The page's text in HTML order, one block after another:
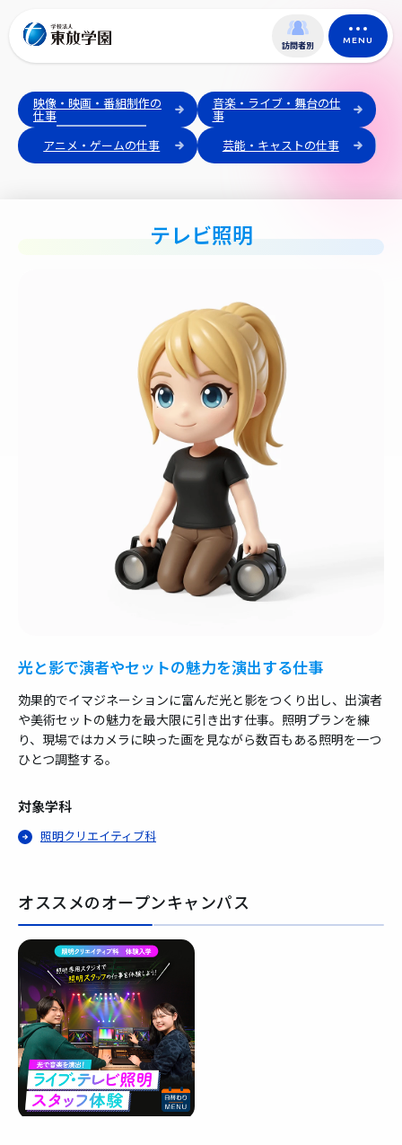
訪問者別 MENU
映像・映画・番組制作の
仕事
音楽・ライブ・舞台の仕
事
アニメ・ゲームの仕事
芸能・キャストの仕事
テレビ照明
光と影で演者やセットの魅力を演出する仕事
効果的でイマジネーションに富んだ光と影をつくり出し、出演者
や美術セットの魅力を最大限に引き出す仕事。照明プランを練
り、現場ではカメラに映った画を見ながら数百もある照明を一つ
ひとつ調整する。
対象学科
照明クリエイティブ科
オススメのオープンキャンパス